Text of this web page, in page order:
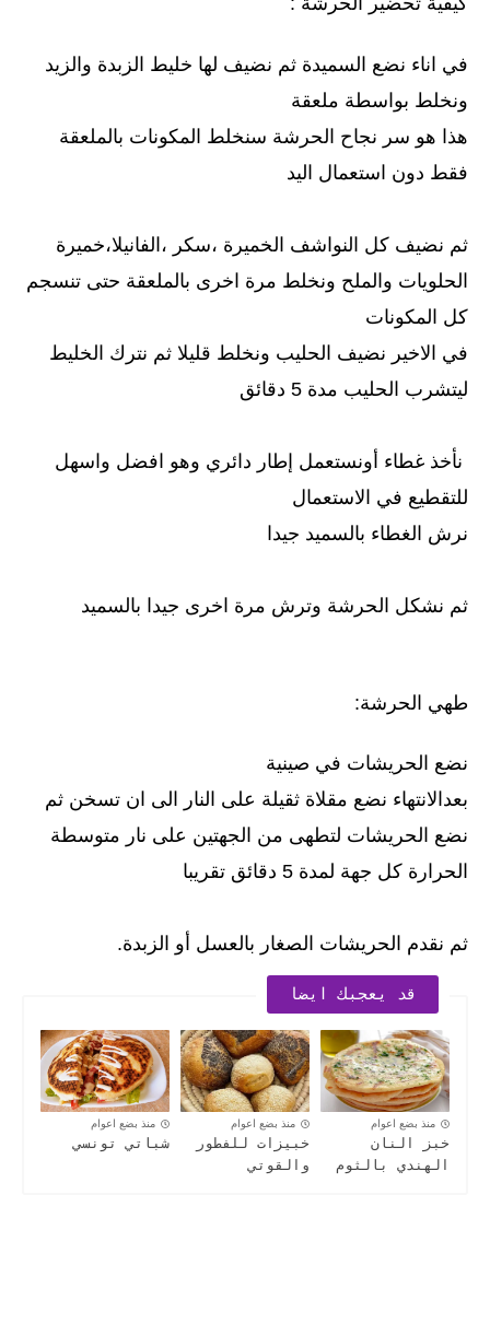
في اناء نضع السميدة ثم نضيف لها خليط الزبدة والزيد
ونخلط بواسطة ملعقة
هذا هو سر نجاح الحرشة سنخلط المكونات بالملعقة
فقط دون استعمال اليد
ثم نضيف كل النواشف الخميرة ،سكر ،الفانيلا،خميرة
الحلويات والملح ونخلط مرة اخرى بالملعقة حتى تنسجم
كل المكونات
في الاخير نضيف الحليب ونخلط قليلا ثم نترك الخليط
ليتشرب الحليب مدة 5 دقائق
نأخذ غطاء أونستعمل إطار دائري وهو افضل واسهل
للتقطيع في الاستعمال
نرش الغطاء بالسميد جيدا
ثم نشكل الحرشة وترش مرة اخرى جيدا بالسميد
طهي الحرشة:
نضع الحريشات في صينية
بعدالانتهاء نضع مقلاة ثقيلة على النار الى ان تسخن ثم
نضع الحريشات لتطهى من الجهتين على نار متوسطة
الحرارة كل جهة لمدة 5 دقائق تقريبا
ثم نقدم الحريشات الصغار بالعسل أو الزبدة.
قد يعجبك ايضا
منذ بضع اعوام
خبز النان
الهندي بالثوم
منذ بضع اعوام
خبيزات للفطور
والقوتي
منذ بضع اعوام
شباتي تونسي